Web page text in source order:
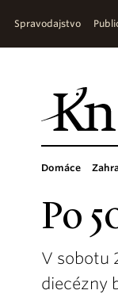
Spravodajstvo
Domáce
Po
V sobotu
diecézny